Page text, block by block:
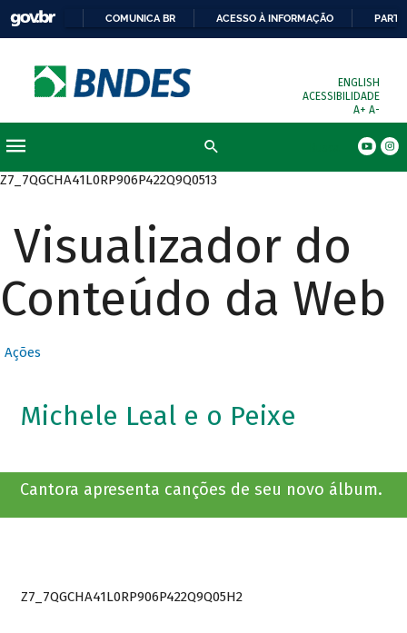
COMUNICA BR ACESSO À INFORMAÇÃO
ENGLISH
ACESSIBILIDADE
A+ A-
Z7_7QGCHA41L0RP906P422Q9Q0513
Visualizador do
Conteúdo da Web
Ações
Michele Leal e o Peixe
Cantora apresenta canções de seu novo álbum.
Z7_7QGCHA41L0RP906P422Q9Q05H2